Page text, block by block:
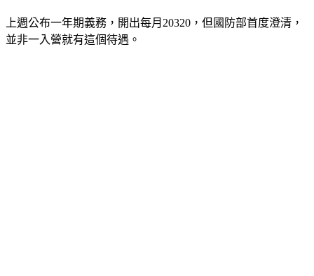
上週公布一年期義務，開出每月20320，但國防部首度澄清，